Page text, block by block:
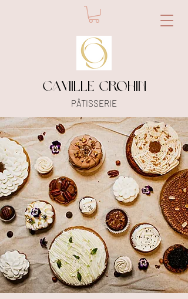
camille crohin
​PÂTISSERIE